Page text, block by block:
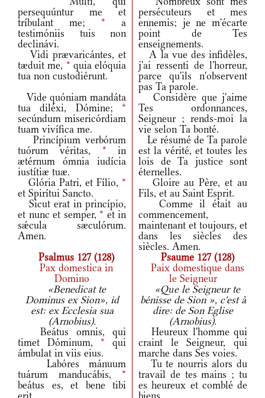
persequúntur me et
tríbulant me; * a
testimóniis tuis non
declinávi.
persécuteurs et mes
ennemis; je ne m'écarte
point de Tes
enseignements.
Vidi prævaricántes, et
tæduit me, * quia elóquia
tua non custodiérunt.
A la vue des infidèles,
j'ai ressenti de l'horreur,
parce qu'ils n'observent
pas Ta parole.
Vide quóniam mandáta
tua diléxi, Dómine; *
secúndum misericórdiam
tuam vivífica me.
Considère que j'aime
Tes ordonnances,
Seigneur ; rends-moi la
vie selon Ta bonté.
Princípium verbórum
tuórum véritas, * in
ætérnum ómnia iudícia
iustítiæ tuæ.
Le résumé de Ta parole
est la vérité, et toutes les
lois de Ta justice sont
éternelles.
Glória Patri, et Fílio, *
et Spirítui Sancto.
Gloire au Père, et au
Fils, et au Saint Esprit.
Sicut erat in princípio,
et nunc et semper, * et in
sǽcula sæculórum.
Amen.
Comme il était au
commencement,
maintenant et toujours, et
dans les siècles des
siècles. Amen.
Psalmus 127 (128)
Psaume 127 (128)
Pax domestica in
Domino
Paix domestique dans
le Seigneur
«Benedicat te
Dominus ex Sion», id
est: ex Ecclesia sua
(Arnobius).
«Que le Seigneur te
bénisse de Sion », c'est à
dire: de Son Eglise
(Arnobius).
Beátus omnis, qui
timet Dóminum, * qui
ámbulat in viis eius.
Heureux l'homme qui
craint le Seigneur, qui
marche dans Ses voies.
Labóres mánuum
tuárum manducábis, *
beátus es, et bene tibi
Tu te nourris alors du
travail de tes mains ; tu
es heureux et comblé de